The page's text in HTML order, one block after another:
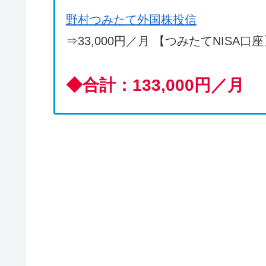
野村つみたて外国株投信
⇒33,000円／月 【つみたてNISA口座
◆合計：133,000円／月